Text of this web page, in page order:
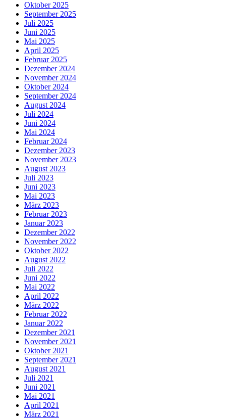
Oktober 2025
September 2025
Juli 2025
Juni 2025
Mai 2025
April 2025
Februar 2025
Dezember 2024
November 2024
Oktober 2024
September 2024
August 2024
Juli 2024
Juni 2024
Mai 2024
Februar 2024
Dezember 2023
November 2023
August 2023
Juli 2023
Juni 2023
Mai 2023
März 2023
Februar 2023
Januar 2023
Dezember 2022
November 2022
Oktober 2022
August 2022
Juli 2022
Juni 2022
Mai 2022
April 2022
März 2022
Februar 2022
Januar 2022
Dezember 2021
November 2021
Oktober 2021
September 2021
August 2021
Juli 2021
Juni 2021
Mai 2021
April 2021
März 2021